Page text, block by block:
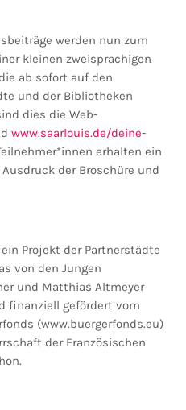
werden nun zum
kleinen zweisprachigen
ab sofort auf den
und der Bibliotheken
dies die Web-
www.saarlouis.de/deine-
erhalten ein
der Broschüre und
Projekt der Partnerstädte
von den Jungen
und Matthias Altmeyer
finanziell gefördert vom
(www.buergerfonds.eu)
der Französischen